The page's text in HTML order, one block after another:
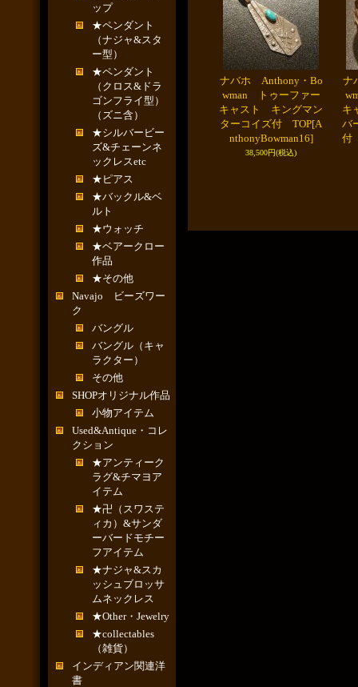
ップ
★ペンダント
（ナジャ&スタ
ー型）
★ペンダント
（クロス&ドラ
ゴンフライ型）
（ズニ含）
★シルバービー
ズ&チェーンネ
ックレスetc
★ピアス
★バックル&ベ
ルト
★ウォッチ
★ベアークロー
作品
★その他
Navajo ビーズワー
ク
バングル
バングル（キャ
ラクター）
その他
SHOPオリジナル作品
小物アイテム
Used&Antique・コレ
クション
★アンティーク
ラグ&チマヨア
イテム
★卍（スワステ
ィカ）&サンダ
ーバードモチー
フアイテム
★ナジャ&スカ
ッシュブロッサ
ムネックレス
★Other・Jewelry
★collectables
（雑貨）
インディアン関連洋
書
ナバホ Anthony・Bo
wman トゥーファー
キャスト キングマン
ターコイズ付 TOP[A
nthonyBowman16]
38,500円(税込)
ナ
キ
バ
付